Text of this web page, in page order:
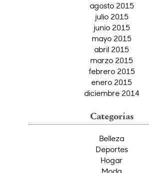
agosto 2015
julio 2015
junio 2015
mayo 2015
abril 2015
marzo 2015
febrero 2015
enero 2015
diciembre 2014
Categorías
Belleza
Deportes
Hogar
Moda